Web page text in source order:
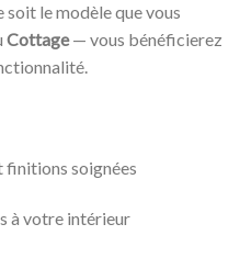
le modèle que vous
Cottage— vous bénéficierez
finitions soignées
à votre intérieur